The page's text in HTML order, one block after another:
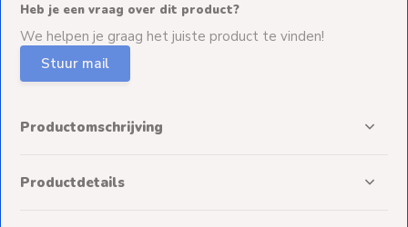
Heb je een vraag over dit product?
We helpen je graag het juiste product te vinden!
Stuur mail
Productomschrijving
Productdetails